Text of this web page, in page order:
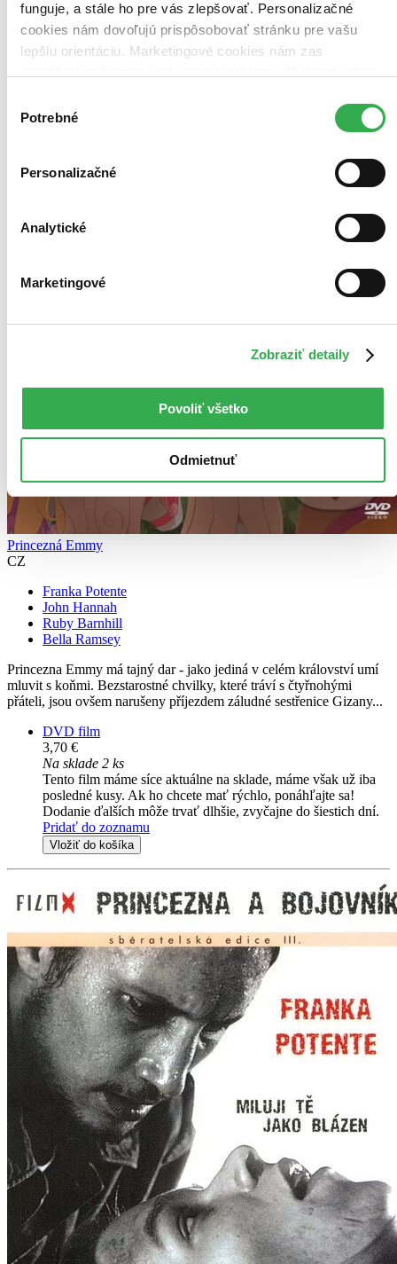
funguje, a stále ho pre vás zlepšovať. Personalizačné
cookies nám dovoľujú prispôsobovať stránku pre vašu
lepšiu orientáciu. Marketingové cookies nám zas
keby sme mohli používať všetky tieto cookies. Ďakujeme!
súhlasu
Potrebné
Personalizačné
Analytické
Marketingové
Zobraziť detaily
Povoliť všetko
Odmietnuť
Princezná Emmy
CZ
Franka Potente
John Hannah
Ruby Barnhill
Bella Ramsey
Princezna Emmy má tajný dar - jako jediná v celém království umí
mluvit s koňmi. Bezstarostné chvilky, které tráví s čtyřnohými
přáteli, jsou ovšem narušeny příjezdem záludné sestřenice Gizany...
DVD film
3,70 €
Na sklade 2 ks
Tento film máme síce aktuálne na sklade, máme však už iba
posledné kusy. Ak ho chcete mať rýchlo, ponáhľajte sa!
Dodanie ďalších môže trvať dlhšie, zvyčajne do šiestich dní.
Pridať do zoznamu
Vložiť do košíka